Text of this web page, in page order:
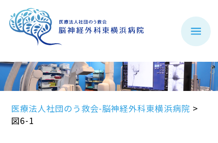
医療法人社団のう救会-脳神経外科東横浜病院 >
図6-1